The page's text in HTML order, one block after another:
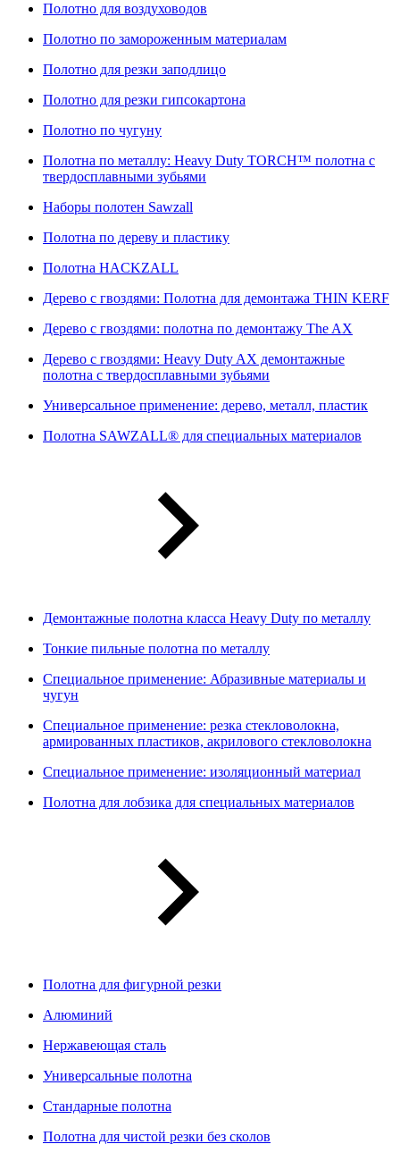
Полотно для воздуховодов
Полотно по замороженным материалам
Полотно для резки заподлицо
Полотно для резки гипсокартона
Полотно по чугуну
Полотна по металлу: Heavy Duty TORCH™ полотна с
твердосплавными зубьями
Наборы полотен Sawzall
Полотна по дереву и пластику
Полотна HACKZALL
Дерево с гвоздями: Полотна для демонтажа THIN KERF
Дерево с гвоздями: полотна по демонтажу The AX
Дерево с гвоздями: Heavy Duty AX демонтажные
полотна с твердосплавными зубьями
Универсальное применение: дерево, металл, пластик
Полотна SAWZALL® для специальных материалов
Демонтажные полотна класса Heavy Duty по металлу
Тонкие пильные полотна по металлу
Специальное применение: Абразивные материалы и
чугун
Специальное применение: резка стекловолокна,
армированных пластиков, акрилового стекловолокна
Специальное применение: изоляционный материал
Полотна для лобзика для специальных материалов
Полотна для фигурной резки
Алюминий
Нержавеющая сталь
Универсальные полотна
Стандарные полотна
Полотна для чистой резки без сколов